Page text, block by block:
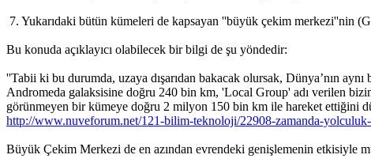
7. Yukarıdaki bütün kümeleri de kapsayan ''büyük çekim merkezi''nin
Bu konuda açıklayıcı olabilecek bir bilgi de şu yöndedir:
''Tabii ki bu durumda, uzaya dışarıdan bakacak olursak, Dünya’nın
Andromeda galaksisine doğru 240 bin km, 'Local Group' adı verilen
görünmeyen bir kümeye doğru 2 milyon 150 bin km ile hareket ettiğini
http://www.nuveforum.net/121-bilim-teknoloji/22908-zamanda-
Büyük Çekim Merkezi de en azından evrendeki genişlemenin etkisiyle